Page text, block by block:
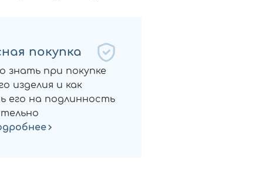
покупка
знать при покупке
изделия и как
его на подлинность